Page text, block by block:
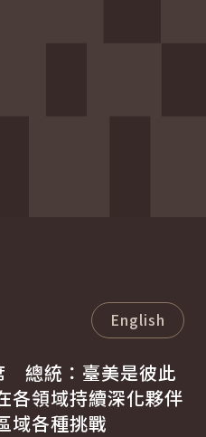
English
總統：臺美是彼此
領域持續深化夥伴
域各種挑戰